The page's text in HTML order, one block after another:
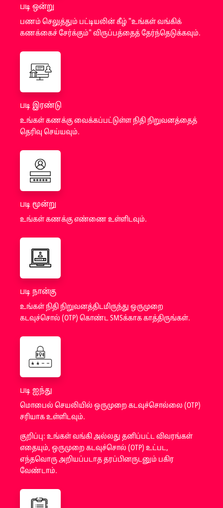
படி ஒன்று
பணம் செலுத்தும் பட்டியலின் கீழ் "உங்கள் வங்கிக்
கணக்கைச் சேர்க்கும்" விருப்பத்தைத் தேர்ந்தெடுக்கவும்.
படி இரண்டு
உங்கள் கணக்கு வைக்கப்பட்டுள்ள நிதி நிறுவனத்தைத்
தெரிவு செய்யவும்.
படி மூன்று
உங்கள் கணக்கு எண்ணை உள்ளிடவும்.
படி நான்கு
உங்கள் நிதி நிறுவனத்திடமிருந்து ஒருமுறை
கடவுச்சொல் (OTP) கொண்ட SMSக்காக காத்திருங்கள்.
படி ஐந்து
மொபைல் செயலியில் ஒருமுறை கடவுச்சொல்லை (OTP)
சரியாக உள்ளிடவும்.
குறிப்பு: உங்கள் வங்கி அல்லது தனிப்பட்ட விவரங்கள்
எதையும், ஒருமுறை கடவுச்சொல் (OTP) உட்பட,
எந்தவொரு அறியப்படாத தரப்பினருடனும் பகிர
வேண்டாம்.